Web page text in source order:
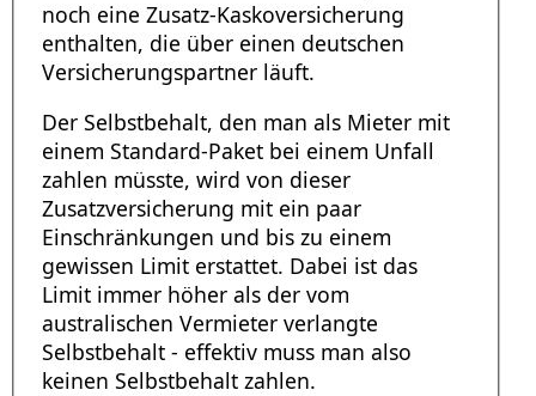
noch eine Zusatz-Kaskoversicherung
enthalten, die über einen deutschen
Versicherungspartner läuft.
Der Selbstbehalt, den man als Mieter mit
einem Standard-Paket bei einem Unfall
zahlen müsste, wird von dieser
Zusatzversicherung mit ein paar
Einschränkungen und bis zu einem
gewissen Limit erstattet. Dabei ist das
Limit immer höher als der vom
australischen Vermieter verlangte
Selbstbehalt - effektiv muss man also
keinen Selbstbehalt zahlen.